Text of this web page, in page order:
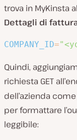
trova in MyKinsta
Dettagli di
COMPANY_ID=
Quindi,
richiesta GET
dell’azienda
per formattare
leggibile: